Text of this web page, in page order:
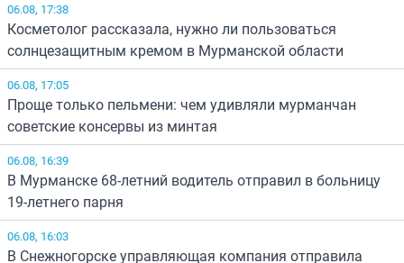
06.08, 17:38
Косметолог рассказала, нужно ли пользоваться
солнцезащитным кремом в Мурманской области
06.08, 17:05
Проще только пельмени: чем удивляли мурманчан
советские консервы из минтая
06.08, 16:39
В Мурманске 68-летний водитель отправил в больницу
19-летнего парня
06.08, 16:03
В Снежногорске управляющая компания отправила